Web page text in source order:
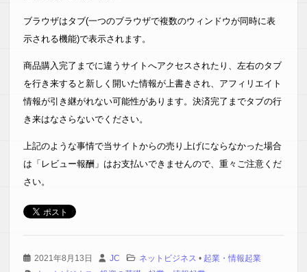
ブラウザはタブ(一つのブラウザで複数のウィンドウが同時に表
示される機能)で表示されます。
商品購入完了までに違うサイトへアクセスされたり、左右のタブ
を行き来すると新しく開いた情報が上書きされ、アフィリエイト
情報が引き継がれない可能性があります。決済完了までタブの行
き来はなさらないでください。
上記のような事情で当サイトからの売り上げにならなかった場合
は「レビュー報酬」はお支払いできませんので、重々ご注意くだ
さい。
2021年8月13日 JC ネットビジネス • 起業・情報起業